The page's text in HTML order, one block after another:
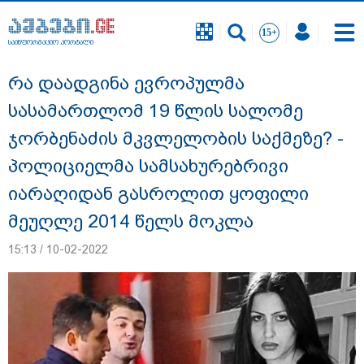
საინფორმაციო პორტალი
"სანაპირო რაიონებში მოსალოდნელია
წვიმა" - გარემოს ეროვნული სააგენტოს
გაფრთხილება: რომელ რეგიონებში უნდა
ველოდოთ ელჭექს, სეტყვასა და ქარის
საინფორმაციო პორტალი
რა დაადგინა ევროპულმა
სასამართლომ 19 წლის სალომე
ჯორბენაძის მკვლელობის საქმეზე? -
პოლიციელმა სამსახურებრივი
იარაღიდან გასროლით ყოფილი
მეუღლე 2014 წელს მოკლა
15:13 / 10-02-2022